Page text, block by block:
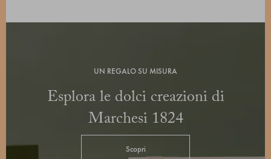
UN REGALO SU MISURA
Esplora le dolci creazioni di
Marchesi 1824
Scopri